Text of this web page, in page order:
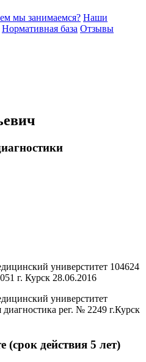
мы занимаемся? Наши
Нормативная база Отзывы
универститет 104624
г. Курск 28.06.2016
универститет
диагностика рег. № 2249 г.Курск
(срок действия 5 лет)